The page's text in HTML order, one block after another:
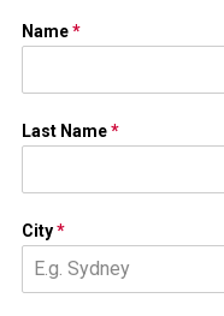
Name*
Last Name*
City*